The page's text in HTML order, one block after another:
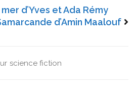
d’Yves et Ada Rémy
d’Amin Maalouf
science fiction